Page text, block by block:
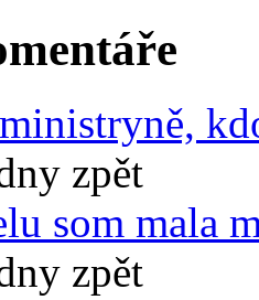
zpět
som mala
zpět